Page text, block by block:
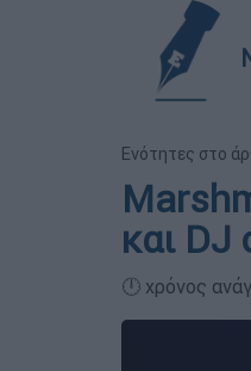
Ενότητες στο
και DJ
🕛 χρόνος